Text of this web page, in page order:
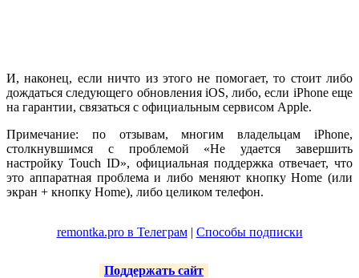
И, наконец, если ничто из этого не помогает, то стоит либо
дождаться следующего обновления iOS, либо, если iPhone еще
на гарантии, связаться с официальным сервисом Apple.
Примечание: по отзывам, многим владельцам iPhone,
столкнувшимся с проблемой «Не удается завершить
настройку Touch ID», официальная поддержка отвечает, что
это аппаратная проблема и либо меняют кнопку Home (или
экран + кнопку Home), либо целиком телефон.
remontka.pro в Телеграм| Способы подписки
Поддержать сайт